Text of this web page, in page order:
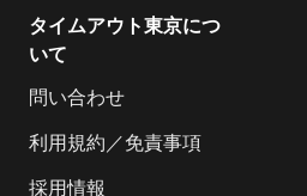
タイムアウト東京につ
いて
問い合わせ
利用規約／免責事項
採用情報